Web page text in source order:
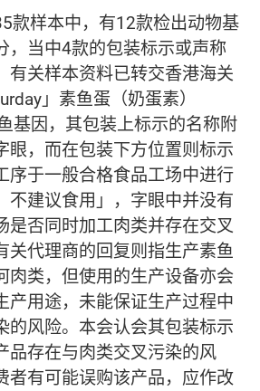
款样本中，有12款检出动物基
，当中4款的包装标示或声称
有关样本资料已转交香港海关
」素鱼蛋（奶蛋素）
基因，其包装上标示的名称附
眼，而在包装下方位置则标示
序于一般合格食品工场中进行
不建议食用」，字眼中并没有
是否同时加工肉类并存在交叉
关代理商的回复则指生产素鱼
肉类，但使用的生产设备亦会
产用途，未能保证生产过程中
的风险。本会认会其包装标示
品存在与肉类交叉污染的风
者有可能误购该产品，应作改